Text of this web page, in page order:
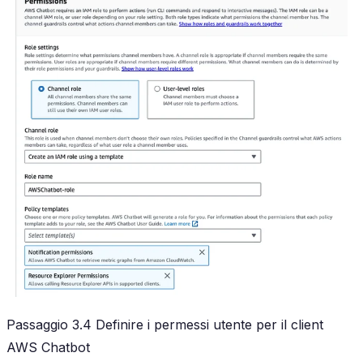
Passaggio 3.4 Definire i permessi utente per il client
AWS Chatbot